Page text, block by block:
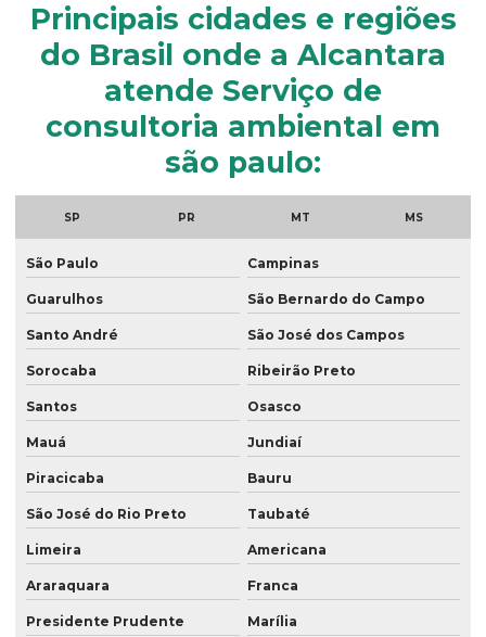
Georreferenciamento de imóveis
Georreferenciamento de imóveis rurais com drone
Georreferenciamento de propriedades rurais
Georreferenciamento rural
Georreferenciamento serviços
Laudo ambiental empresa
Laudo de passivo ambiental
Laudos ambientais
Laudos técnicos ambientais
Levantamento georreferenciado
Levantamento topográfico georreferenciado
Mapeamento com drones
Mapeamento com drones no paraná
Mapeamento com drones em são paulo
Principais cidades e regiões
do Brasil onde a Alcantara
atende Serviço de
consultoria ambiental em
são paulo:
SP PR MT MS
São Paulo Campinas
Guarulhos São Bernardo do Campo
Santo André São José dos Campos
Sorocaba Ribeirão Preto
Santos Osasco
Mauá Jundiaí
Piracicaba Bauru
São José do Rio Preto Taubaté
Limeira Americana
Araraquara Franca
Presidente Prudente Marília